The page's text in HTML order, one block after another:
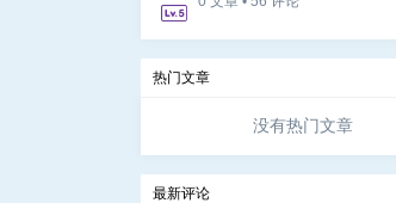
热门文章
没有热门文章
最新评论